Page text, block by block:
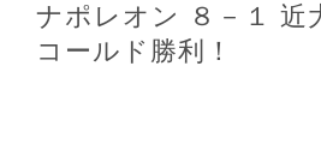
ナポレオン ８－１ 近
コールド勝利！